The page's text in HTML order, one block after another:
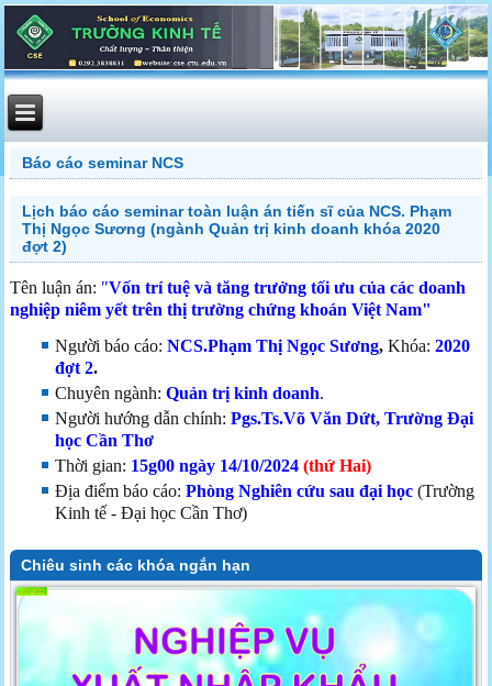
Báo cáo seminar NCS
Lịch báo cáo seminar toàn luận án tiến sĩ của NCS. Phạm
Thị Ngọc Sương (ngành Quản trị kinh doanh khóa 2020
đợt 2)
Tên luận án: "Vốn trí tuệ và tăng trưởng tối ưu của các doanh
nghiệp niêm yết trên thị trường chứng khoán Việt Nam"
Người báo cáo:NCS.Phạm Thị Ngọc Sương,Khóa: 2020
đợt 2.
Chuyên ngành:Quản trị kinh doanh.
Người hướng dẫn chính:Pgs.Ts.Võ Văn Dứt, Trường Đại
học Cần Thơ
Thời gian: 15g00 ngày 14/10/2024 (thứ Hai)
Địa điểm báo cáo:Phòng Nghiên cứu sau đại học (Trường
Kinh tế - Đại học Cần Thơ)
Chiêu sinh các khóa ngắn hạn